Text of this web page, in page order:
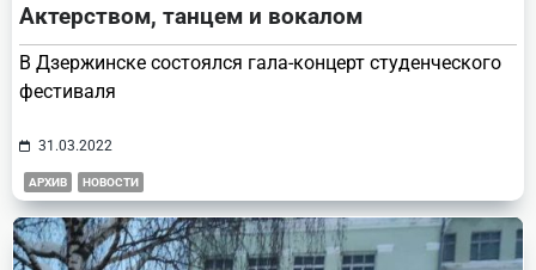
Актерством, танцем и вокалом
В Дзержинске состоялся гала-концерт студенческого
фестиваля
31.03.2022
АРХИВ НОВОСТИ